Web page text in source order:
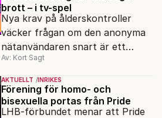
brott – i tv-spel
Nya krav på ålderskontroller
väcker frågan om den anonyma
nätanvändaren snart är ett
minne blott.
Av: Kort Sagt
AKTUELLT INRIKES
Förening för homo- och
bisexuella portas från Pride
LHB-förbundet menar att Pride